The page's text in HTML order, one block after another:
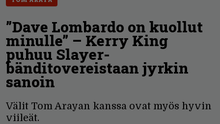
”Dave Lombardo on kuollut
minulle” – Kerry King
puhuu Slayer-
bänditovereistaan jyrkin
sanoin
Välit Tom Arayan kanssa ovat myös hyvin
viileät.